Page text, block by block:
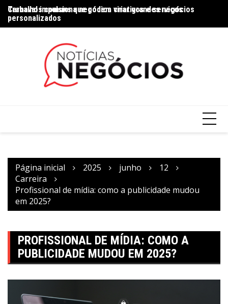
Trabalhos comuns que podem virar grandes negócios
Carnaval impulsiona negócios criativos e serviços
personalizados
Página inicial 2025 junho
12
Carreira
Profissional de mídia: como a publicidade mudou
em 2025?
PROFISSIONAL DE MÍDIA: COMO A
PUBLICIDADE MUDOU EM 2025?